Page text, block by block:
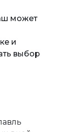
может
и
выбор